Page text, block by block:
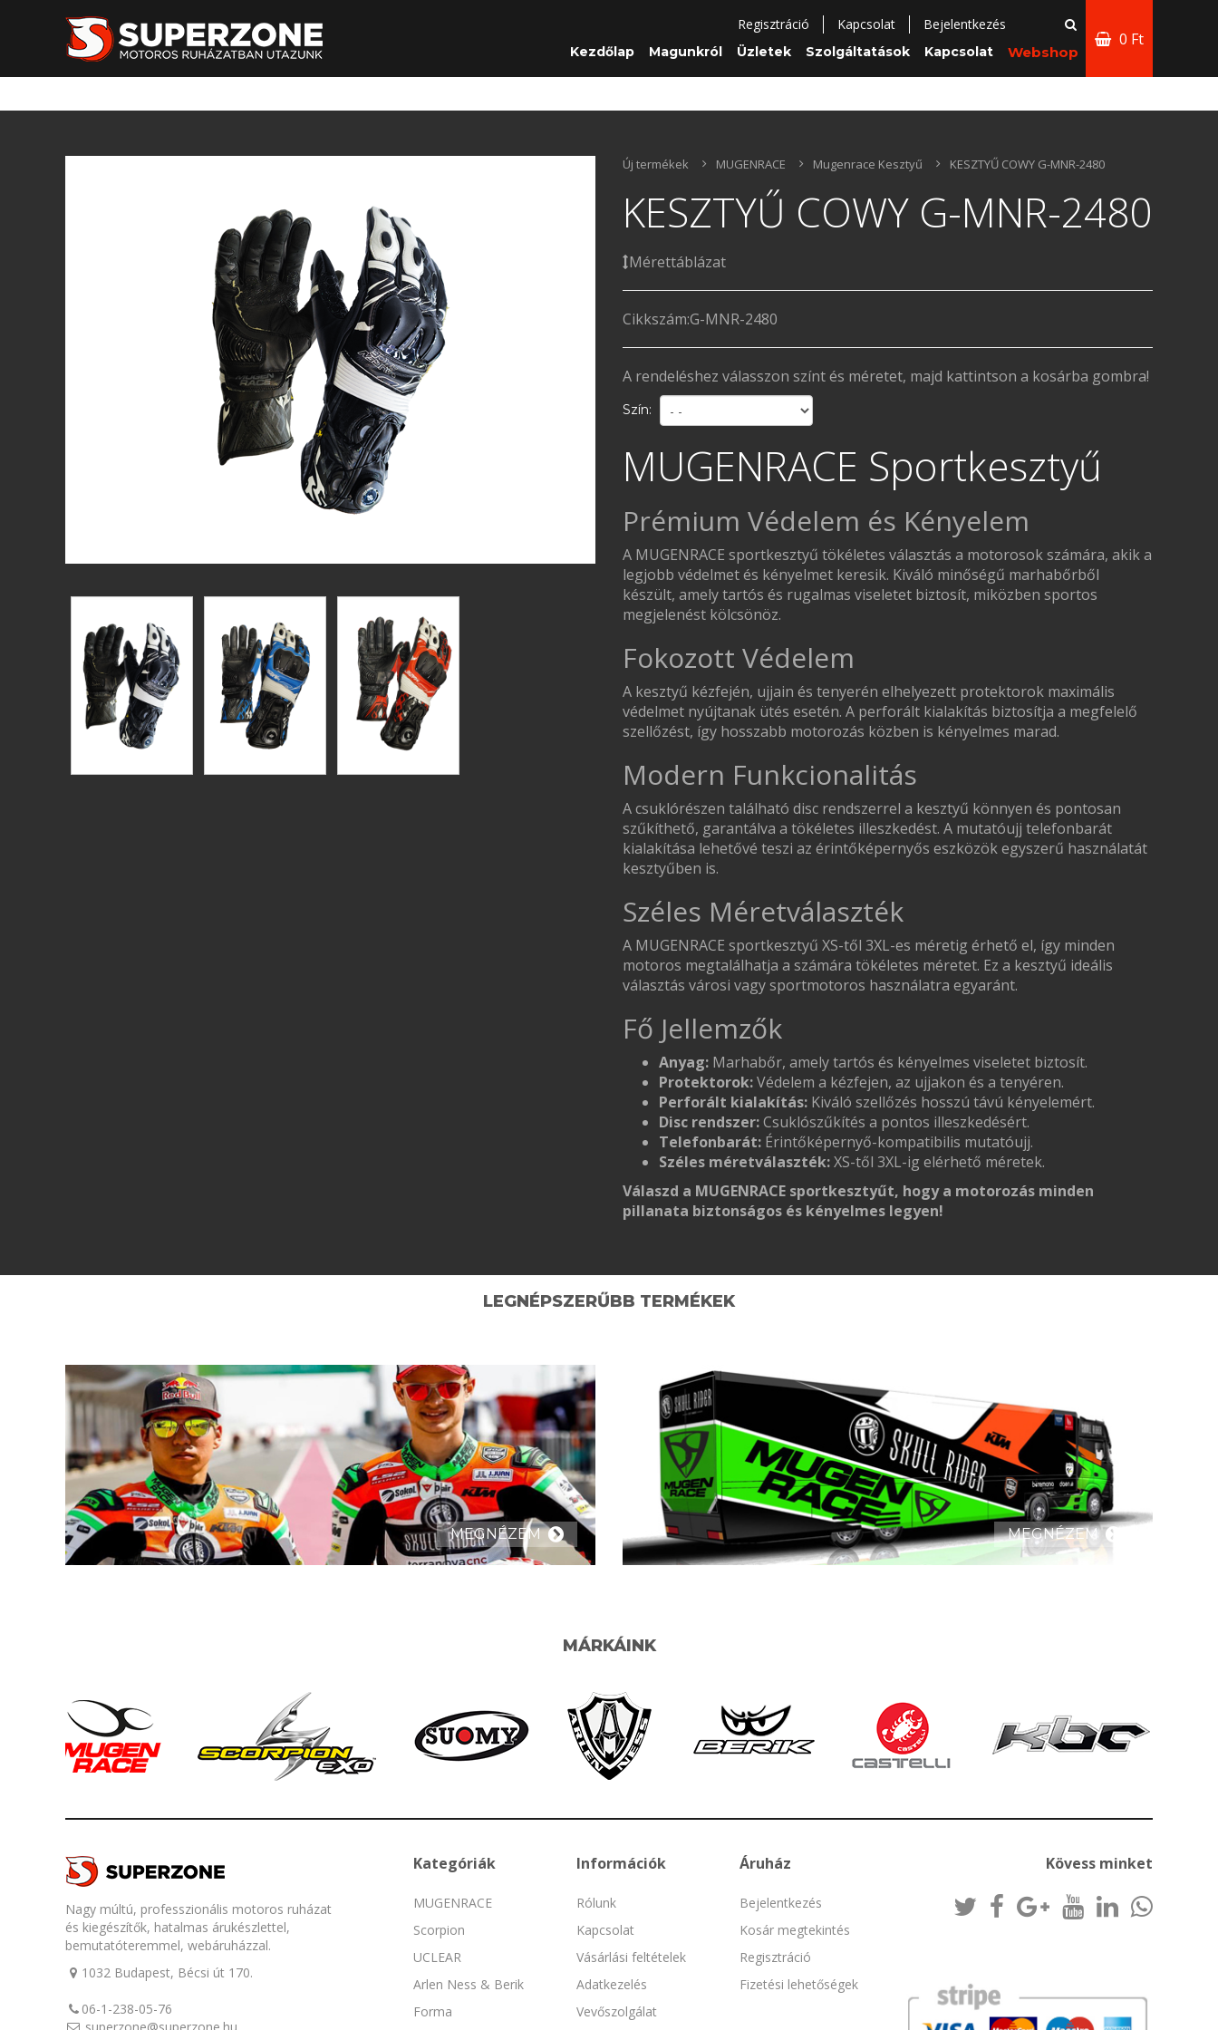
Regisztráció Kapcsolat Bejelentkezés
Kezdőlap Magunkról Üzletek Szolgáltatások Kapcsolat Webshop
0 Ft
Új termékek MUGENRACE Mugenrace Kesztyű KESZTYŰ COWY G-MNR-2480
KESZTYŰ COWY G-MNR-2480
Mérettáblázat
Cikkszám:G-MNR-2480
A rendeléshez válasszon színt és méretet, majd kattintson a kosárba gombra!
Szín:
MUGENRACE Sportkesztyű
Prémium Védelem és Kényelem
A MUGENRACE sportkesztyű tökéletes választás a motorosok számára, akik a
legjobb védelmet és kényelmet keresik. Kiváló minőségű marhabőrből
készült, amely tartós és rugalmas viseletet biztosít, miközben sportos
megjelenést kölcsönöz.
Fokozott Védelem
A kesztyű kézfején, ujjain és tenyerén elhelyezett protektorok maximális
védelmet nyújtanak ütés esetén. A perforált kialakítás biztosítja a megfelelő
szellőzést, így hosszabb motorozás közben is kényelmes marad.
Modern Funkcionalitás
A csuklórészen található disc rendszerrel a kesztyű könnyen és pontosan
szűkíthető, garantálva a tökéletes illeszkedést. A mutatóujj telefonbarát
kialakítása lehetővé teszi az érintőképernyős eszközök egyszerű használatát
kesztyűben is.
Széles Méretválaszték
A MUGENRACE sportkesztyű XS-től 3XL-es méretig érhető el, így minden
motoros megtalálhatja a számára tökéletes méretet. Ez a kesztyű ideális
választás városi vagy sportmotoros használatra egyaránt.
Fő Jellemzők
Anyag: Marhabőr, amely tartós és kényelmes viseletet biztosít.
Protektorok:Védelem a kézfejen, az ujjakon és a tenyéren.
Perforált kialakítás: Kiváló szellőzés hosszú távú kényelemért.
Disc rendszer:Csuklószűkítés a pontos illeszkedésért.
Telefonbarát: Érintőképernyő-kompatibilis mutatóujj.
Széles méretválaszték:XS-től 3XL-ig elérhető méretek.
Válaszd a MUGENRACE sportkesztyűt, hogy a motorozás minden
pillanata biztonságos és kényelmes legyen!
LEGNÉPSZERŰBB TERMÉKEK
MEGNÉZEM MEGNÉZEM
MÁRKÁINK
Nagy múltú, professzionális motoros ruházat
és kiegészítők, hatalmas árukészlettel,
bemutatóteremmel, webáruházzal.
1032 Budapest, Bécsi út 170.
06-1-238-05-76
Kategóriák
MUGENRACE
Scorpion
UCLEAR
Arlen Ness & Berik
Forma
Információk
Rólunk
Kapcsolat
Vásárlási feltételek
Adatkezelés
Vevőszolgálat
Áruház
Bejelentkezés
Kosár megtekintés
Regisztráció
Fizetési lehetőségek
Kövess minket